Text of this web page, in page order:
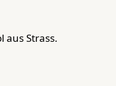
aus Strass.